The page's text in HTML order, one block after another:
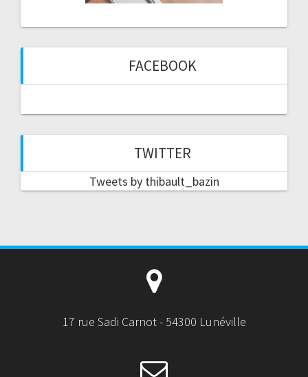
FACEBOOK
TWITTER
Tweets by thibault_bazin
17 rue Sadi Carnot - 54300 Lunéville